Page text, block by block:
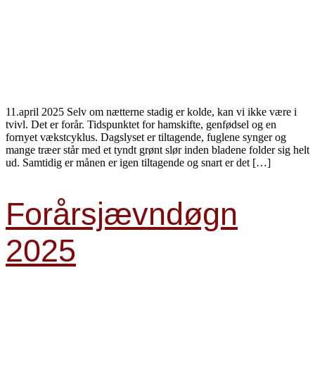
11.april 2025 Selv om nætterne stadig er kolde, kan vi ikke være i
tvivl. Det er forår. Tidspunktet for hamskifte, genfødsel og en
fornyet vækstcyklus. Dagslyset er tiltagende, fuglene synger og
mange træer står med et tyndt grønt slør inden bladene folder sig helt
ud. Samtidig er månen er igen tiltagende og snart er det […]
Forårsjævndøgn
2025